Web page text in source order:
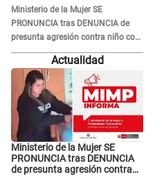
manos de la justicia"
Ministerio de la Mujer SE
PRONUNCIA tras DENUNCIA de
presunta agresión contra niño con
autismo en Surco
Actualidad
Ministerio de la Mujer SE
PRONUNCIA tras DENUNCIA
de presunta agresión contra